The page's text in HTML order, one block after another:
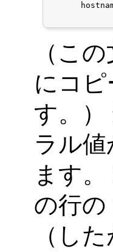
（こ
にコ
す。
ラル
ます
の行
（し